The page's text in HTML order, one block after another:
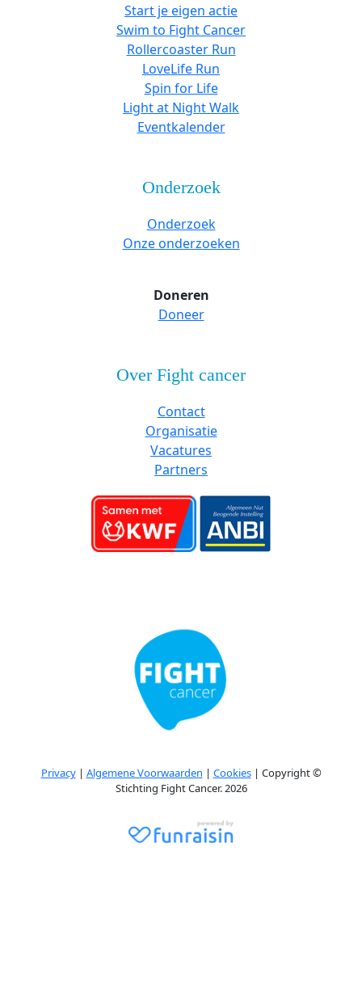
Start je eigen actie
Swim to Fight Cancer
Rollercoaster Run
LoveLife Run
Spin for Life
Light at Night Walk
Eventkalender
Onderzoek
Onderzoek
Onze onderzoeken
Doneren
Doneer
Over Fight cancer
Contact
Organisatie
Vacatures
Partners
Privacy| Algemene Voorwaarden | Cookies| Copyright ©
Stichting Fight Cancer. 2026